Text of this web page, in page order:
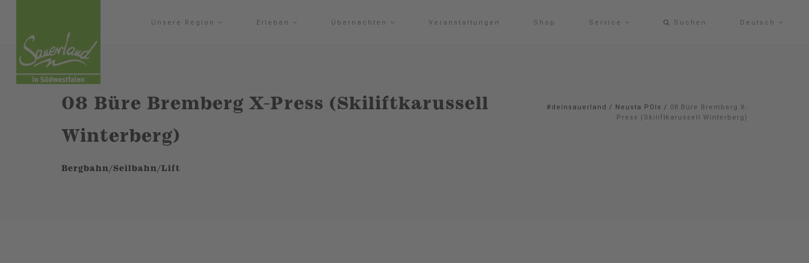
Unsere Region Erleben Übernachten Veranstaltungen Shop Service Suchen Deutsch
08 Büre Bremberg X-Press (Skiliftkarussell
Winterberg)
Bergbahn/Seilbahn/Lift
#deinsauerland / Neusta POIs / 08 Büre Bremberg X-
Press (Skiliftkarussell Winterberg)